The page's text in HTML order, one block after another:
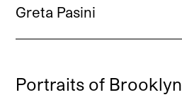
Greta Pasini
Portraits of Brooklyn